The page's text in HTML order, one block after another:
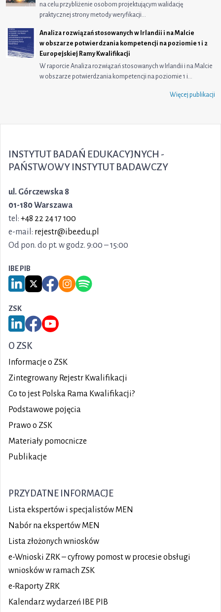
na celu przybliżenie osobom projektującym walidację
praktycznej strony metody weryfikacji…
Analiza rozwiązań stosowanych w Irlandii i na Malcie
w obszarze potwierdzania kompetencji na poziomie 1 i 2
Europejskiej Ramy Kwalifikacji
W raporcie Analiza rozwiązań stosowanych w Irlandii i na Malcie
w obszarze potwierdzania kompetencji na poziomie 1 i…
Więcej publikacji
INSTYTUT BADAŃ EDUKACYJNYCH -
PAŃSTWOWY INSTYTUT BADAWCZY
ul. Górczewska 8
01-180 Warszawa
tel: +48 22 24 17 100
e-mail: rejestr@ibe.edu.pl
Od pon. do pt. w godz. 9:00 – 15:00
IBE PIB
Link do serwisu LinkedIn IBE PIB
Link do serwisu X IBE PIB
Link do Facebook IBE PIB
Link do Instagram IBE PIB
Link do Spotify IBE PIB
ZSK
Link do serwisu LinkedIn ZSK
Link do Facebook ZSK
Link do YouTube ZSK
O ZSK
Informacje o ZSK
Zintegrowany Rejestr Kwalifikacji
Co to jest Polska Rama Kwalifikacji?
Podstawowe pojęcia
Prawo o ZSK
Materiały pomocnicze
Publikacje
PRZYDATNE INFORMACJE
Lista ekspertów i specjalistów MEN
Nabór na ekspertów MEN
Lista złożonych wniosków
e-Wnioski ZRK – cyfrowy pomost w procesie obsługi
wniosków w ramach ZSK
e-Raporty ZRK
Kalendarz wydarzeń IBE PIB